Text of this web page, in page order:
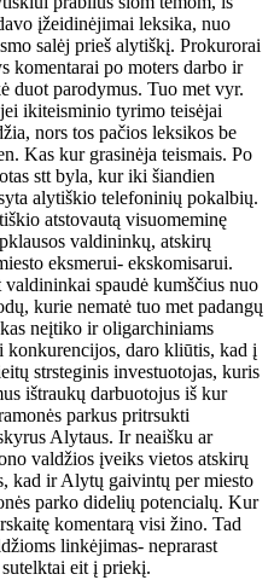
įžeidinėjimai leksika, nuo
salėj prieš alytiškį. Prokurorai
komentarai po moters darbo ir
duot parodymus. Tuo met vyr.
ikiteisminio tyrimo teisėjai
nors tos pačios leksikos be
Kas kur grasinėja teismais. Po
stt byla, kur iki šiandien
alytiškio telefoninių pokalbių.
atstovautą visuomeminę
valdininkų, atskirų
eksmerui- ekskomisarui.
spaudė kumščius nuo
kurie nematė tuo met padangų
neįtiko ir oligarchiniams
konkurencijos, daro kliūtis, kad į
strsteginis investuotojas, kuris
ištraukų darbuotojus iš kur
parkus pritrsukti
Alytaus. Ir neaišku ar
valdžios įveiks vietos atskirų
kad ir Alytų gaivintų per miesto
parko didelių potencialų. Kur
komentarą visi žino. Tad
linkėjimas- neprarast
eit į priekį.